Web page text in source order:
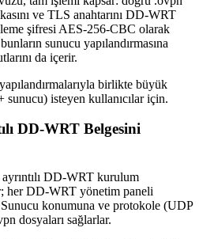
ve TLS anahtarını DD-WRT
şifresi AES-256-CBC olarak
sunucu yapılandırmasına
da içerir.
birlikte büyük
sunucu) isteyen kullanıcılar için.
DD-WRT Belgesini
DD-WRT kurulum
her DD-WRT yönetim paneli
konumuna ve protokole (UDP
dosyaları sağlarlar.